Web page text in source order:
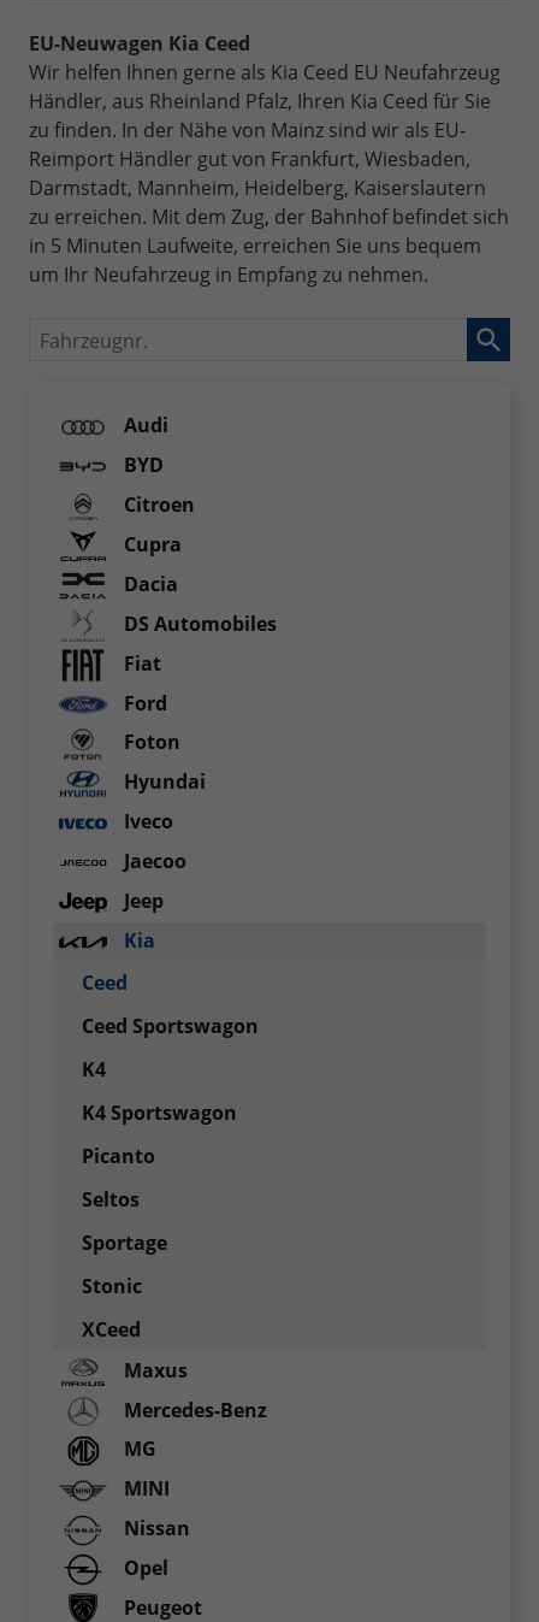
EU-Neuwagen Kia Ceed
Wir helfen Ihnen gerne als Kia Ceed EU Neufahrzeug
Händler, aus Rheinland Pfalz, Ihren Kia Ceed für Sie
zu finden. In der Nähe von Mainz sind wir als EU-
Reimport Händler gut von Frankfurt, Wiesbaden,
Darmstadt, Mannheim, Heidelberg, Kaiserslautern
zu erreichen. Mit dem Zug, der Bahnhof befindet sich
in 5 Minuten Laufweite, erreichen Sie uns bequem
um Ihr Neufahrzeug in Empfang zu nehmen.
Fahrzeugnr.
Audi
BYD
Citroen
Cupra
Dacia
DS Automobiles
Fiat
Ford
Foton
Hyundai
Iveco
Jaecoo
Jeep
Kia
Ceed
Ceed Sportswagon
K4
K4 Sportswagon
Picanto
Seltos
Sportage
Stonic
XCeed
Maxus
Mercedes-Benz
MG
MINI
Nissan
Opel
Peugeot